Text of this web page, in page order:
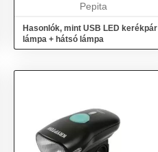
összeszereléshez igazodik. A
Pepita
Hasonlók, mint USB LED kerékpár
lámpa + hátsó lámpa